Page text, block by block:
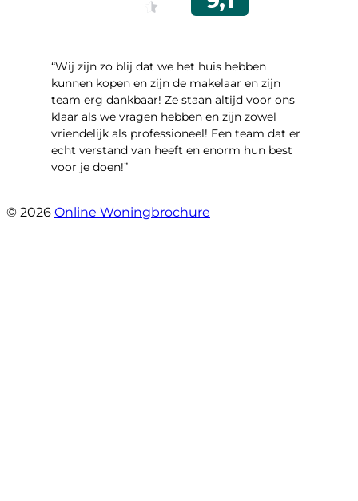
“Wij zijn zo blij dat we het huis hebben
kunnen kopen en zijn de makelaar en zijn
team erg dankbaar! Ze staan altijd voor ons
klaar als we vragen hebben en zijn zowel
vriendelijk als professioneel! Een team dat er
echt verstand van heeft en enorm hun best
voor je doen!”
© 2026 Online Woningbrochure